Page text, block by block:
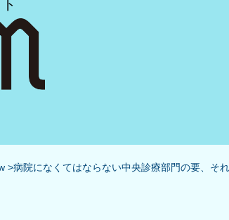
病院になくてはならない中央診療部門の要、そ